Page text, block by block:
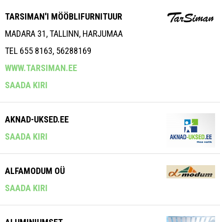
TARSIMAN'I MÖÖBLIFURNITUUR
MADARA 31, TALLINN, HARJUMAA
TEL 655 8163, 56288169
WWW.TARSIMAN.EE
SAADA KIRI
AKNAD-UKSED.EE
SAADA KIRI
ALFAMODUM OÜ
SAADA KIRI